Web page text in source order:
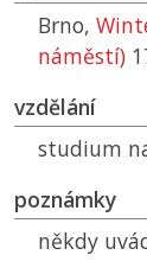
Brno,
náměstí)
vzdělání
studium
poznámky
někdy